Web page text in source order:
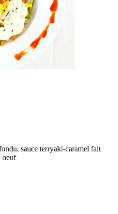
sauce terryaki-caramel fait
oeuf